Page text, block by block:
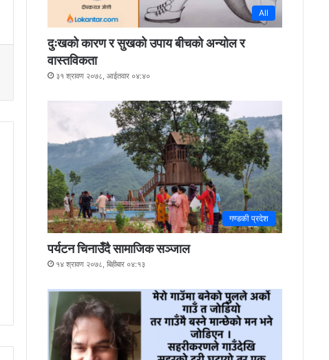
All
दुःखको कारण र सुखको उपाय बीचको अन्योल र
वास्तविकता
३१ श्रावण २०७८, आईतवार ०४:४०
गण्डकी प्रदेश
पर्यटन चिनाउँदै सामाजिक सञ्जाल
१४ श्रावण २०७८, बिहीबार ०४:१३